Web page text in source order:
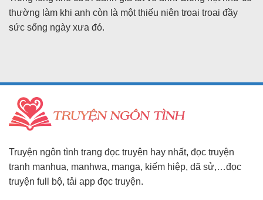
thường làm khi anh còn là một thiếu niên troai troai đầy
sức sống ngày xưa đó.
Truyện ngôn tình trang đọc truyện hay nhất, đọc truyện
tranh manhua, manhwa, manga, kiếm hiệp, dã sử,…đọc
truyện full bộ, tải app đọc truyện.